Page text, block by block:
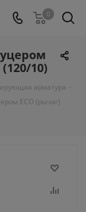
0
10)
арматура -
ECO (рычаг)